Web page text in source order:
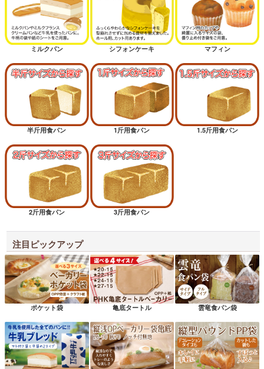
ミルクパン シフォンケーキ マフィン
半斤用食パン 1斤用食パン 1.5斤用食パン
2斤用食パン 3斤用食パン
注目ピックアップ
ポケット袋 亀底タートル 雲竜食パン袋